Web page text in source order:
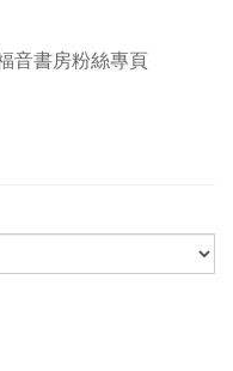
音書房粉絲專頁